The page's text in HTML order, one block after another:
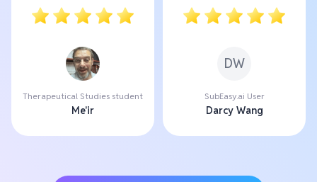
Therapeutical Studies student
Me'ir
DW
SubEasy.ai User
Darcy Wang